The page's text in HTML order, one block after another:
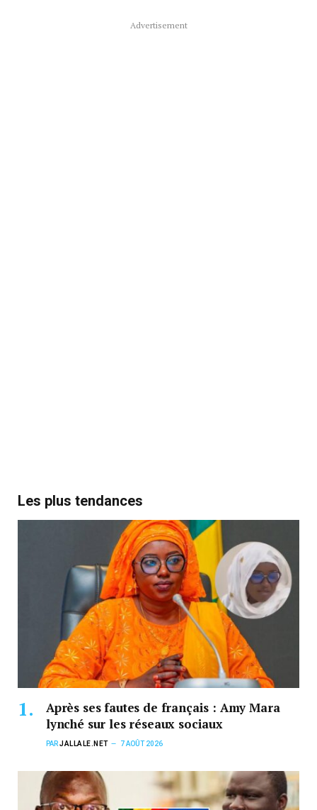
Advertisement
Les plus tendances
Après ses fautes de français : Amy Mara
lynché sur les réseaux sociaux
PARJALLALE.NET 7 AOÛT 2026